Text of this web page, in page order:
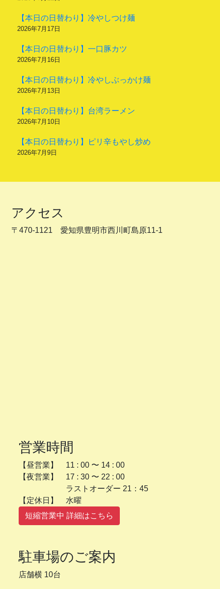
【本日の日替わり】冷やしつけ麺
2026年7月17日
【本日の日替わり】一口豚カツ
2026年7月16日
【本日の日替わり】冷やしぶっかけ麺
2026年7月13日
【本日の日替わり】台湾ラーメン
2026年7月10日
【本日の日替わり】ピリ辛もやし炒め
2026年7月9日
アクセス
〒470-1121 愛知県豊明市西川町島原11-1
営業時間
【昼営業】 11 : 00 〜 14 : 00
【夜営業】 17 : 30 〜 22 : 00
ラストオーダー 21：45
【定休日】 水曜
短縮営業中 詳細はこちら
駐車場のご案内
店舗横 10台